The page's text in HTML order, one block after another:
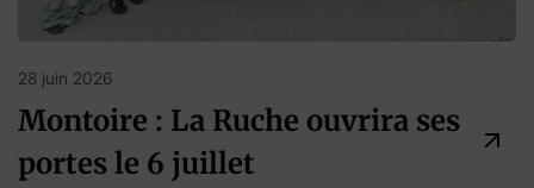
28 juin 2026
Montoire : La Ruche ouvrira ses
portes le 6 juillet